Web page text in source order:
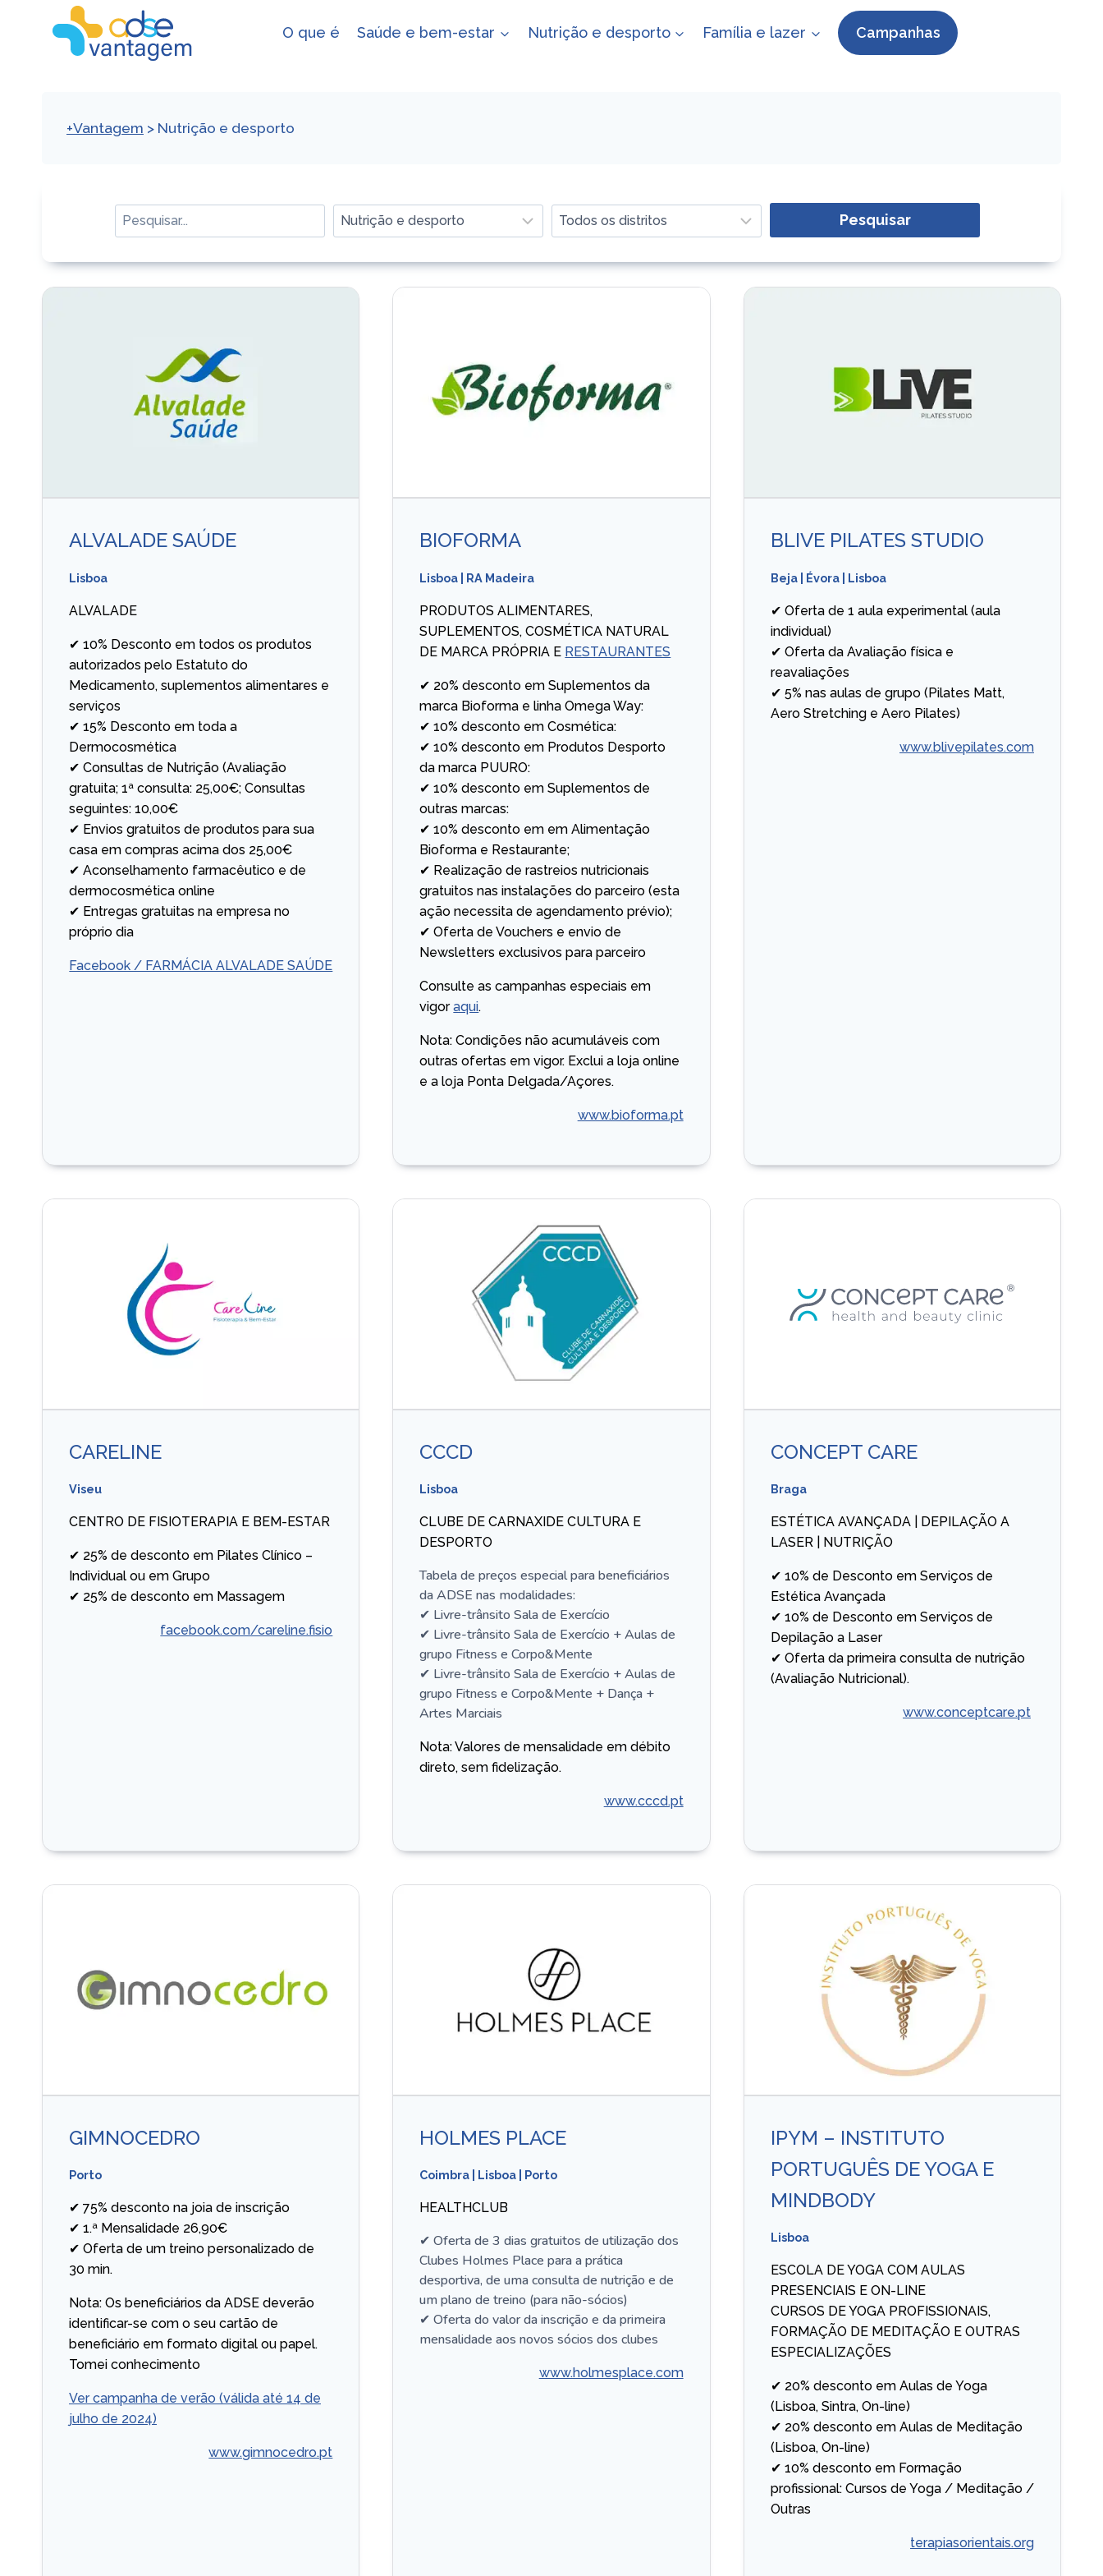
O que é Saúde e bem-estar Nutrição e desporto Família e lazer Campanhas
+Vantagem > Nutrição e desporto
ALVALADE SAÚDE
Lisboa
ALVALADE
✔ 10% Desconto em todos os produtos
autorizados pelo Estatuto do
Medicamento, suplementos alimentares e
serviços
✔ 15% Desconto em toda a
Dermocosmética
✔ Consultas de Nutrição (Avaliação
gratuita; 1ª consulta: 25,00€; Consultas
seguintes: 10,00€
✔ Envios gratuitos de produtos para sua
casa em compras acima dos 25,00€
✔ Aconselhamento farmacêutico e de
dermocosmética online
✔ Entregas gratuitas na empresa no
próprio dia
Facebook / FARMÁCIA ALVALADE SAÚDE
BIOFORMA
Lisboa RA Madeira
PRODUTOS ALIMENTARES,
SUPLEMENTOS, COSMÉTICA NATURAL
DE MARCA PRÓPRIA E RESTAURANTES
✔ 20% desconto em Suplementos da
marca Bioforma e linha Omega Way:
✔ 10% desconto em Cosmética:
✔ 10% desconto em Produtos Desporto
da marca PUURO:
✔ 10% desconto em Suplementos de
outras marcas:
✔ 10% desconto em em Alimentação
Bioforma e Restaurante;
✔ Realização de rastreios nutricionais
gratuitos nas instalações do parceiro (esta
ação necessita de agendamento prévio);
✔ Oferta de Vouchers e envio de
Newsletters exclusivos para parceiro
Consulte as campanhas especiais em
vigoraqui.
Nota: Condições não acumuláveis com
outras ofertas em vigor. Exclui a loja online
e a loja Ponta Delgada/Açores.
www.bioforma.pt
BLIVE PILATES STUDIO
Beja| Évora| Lisboa
✔ Oferta de 1 aula experimental (aula
individual)
✔ Oferta da Avaliação física e
reavaliações
✔ 5% nas aulas de grupo (Pilates Matt,
Aero Stretching e Aero Pilates)
www.blivepilates.com
CARELINE
Viseu
CENTRO DE FISIOTERAPIA E BEM-ESTAR
✔ 25% de desconto em Pilates Clínico –
Individual ou em Grupo
✔ 25% de desconto em Massagem
facebook.com/careline.fisio
CCCD
Lisboa
CLUBE DE CARNAXIDE CULTURA E
DESPORTO
Tabela de preços especial para beneficiários
da ADSE nas modalidades:
✔ Livre-trânsito Sala de Exercício
✔ Livre-trânsito Sala de Exercício + Aulas de
grupo Fitness e Corpo&Mente
✔ Livre-trânsito Sala de Exercício + Aulas de
grupo Fitness e Corpo&Mente + Dança +
Artes Marciais
Nota: Valores de mensalidade em débito
direto, sem fidelização.
www.cccd.pt
CONCEPT CARE
Braga
ESTÉTICA AVANÇADA | DEPILAÇÃO A
LASER | NUTRIÇÃO
✔ 10% de Desconto em Serviços de
Estética Avançada
✔ 10% de Desconto em Serviços de
Depilação a Laser
✔ Oferta da primeira consulta de nutrição
(Avaliação Nutricional).
www.conceptcare.pt
GIMNOCEDRO
Porto
✔ 75% desconto na joia de inscrição
✔ 1.ª Mensalidade 26,90€
✔ Oferta de um treino personalizado de
30 min.
Nota: Os beneficiários da ADSE deverão
identificar-se com o seu cartão de
beneficiário em formato digital ou papel.
Tomei conhecimento
Ver campanha de verão (válida até 14 de
julho de 2024)
www.gimnocedro.pt
HOLMES PLACE
Coimbra Lisboa Porto
HEALTHCLUB
✔ Oferta de 3 dias gratuitos de utilização dos
Clubes Holmes Place para a prática
desportiva, de uma consulta de nutrição e de
um plano de treino (para não-sócios)
✔ Oferta do valor da inscrição e da primeira
mensalidade aos novos sócios dos clubes
www.holmesplace.com
IPYM – INSTITUTO
PORTUGUÊS DE YOGA E
MINDBODY
Lisboa
ESCOLA DE YOGA COM AULAS
PRESENCIAIS E ON-LINE
CURSOS DE YOGA PROFISSIONAIS,
FORMAÇÃO DE MEDITAÇÃO E OUTRAS
ESPECIALIZAÇÕES
✔ 20% desconto em Aulas de Yoga
(Lisboa, Sintra, On-line)
✔ 20% desconto em Aulas de Meditação
(Lisboa, On-line)
✔ 10% desconto em Formação
profissional: Cursos de Yoga / Meditação /
Outras
terapiasorientais.org